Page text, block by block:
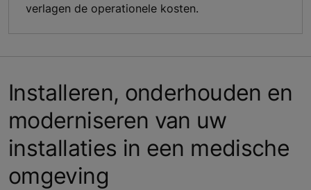
verlagen de operationele kosten.
Installeren, onderhouden en
moderniseren van uw
installaties in een medische
omgeving